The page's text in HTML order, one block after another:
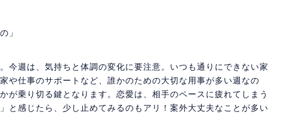
」
今週は、気持ちと体調の変化に要注意。いつも通りにできない家
や仕事のサポートなど、誰かのための大切な用事が多い週なの
が乗り切る鍵となります。恋愛は、相手のペースに疲れてしまう
と感じたら、少し止めてみるのもアリ！案外大丈夫なことが多い